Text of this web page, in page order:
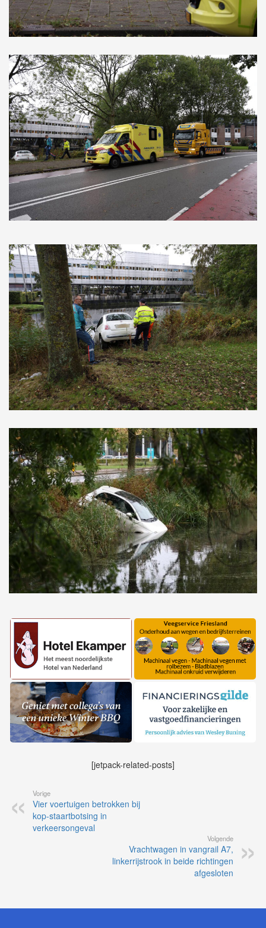
[jetpack-related-posts]
Vorige
Vier voertuigen betrokken bij
kop-staartbotsing in
verkeersongeval
Volgende
Vrachtwagen in vangrail A7,
linkerrijstrook in beide richtingen
afgesloten